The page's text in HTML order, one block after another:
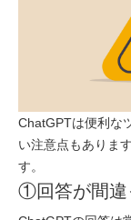
ChatGPTは便利な
い注意点もありま
す。
①回答が間違